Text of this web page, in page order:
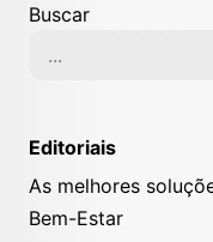
Buscar
Editoriais
As melhores
Bem-Estar